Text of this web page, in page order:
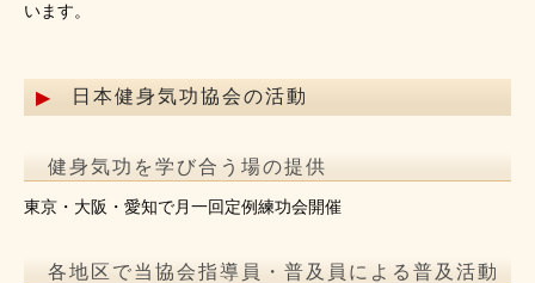
います。
日本健身気功協会の活動
健身気功を学び合う場の提供
東京・大阪・愛知で月一回定例練功会開催
各地区で当協会指導員・普及員による普及活動